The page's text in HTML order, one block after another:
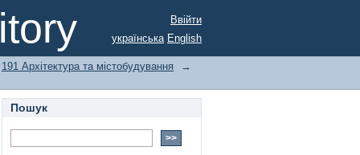
Ввійти
українська English
191 Архітектура та містобудування
→
Пошук